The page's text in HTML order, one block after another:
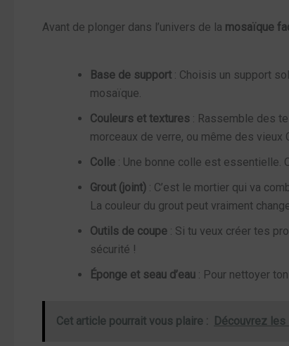
Avant de plonger dans l’univers de la mosaïque
Base de support : Choisis un support
mosaïque.
Couleurs et textures : Rassemble des
morceaux de verre, ou même des vieux
Colle : Une bonne colle est essentielle.
Grout (joint) : C’est le mortier qui va
La couleur du grout peut vraiment
Outils de coupe : Si tu veux créer tes
sécurité !
Éponge et seau d’eau : Pour nettoyer
Cet article pourrait vous plaire : Découvrez